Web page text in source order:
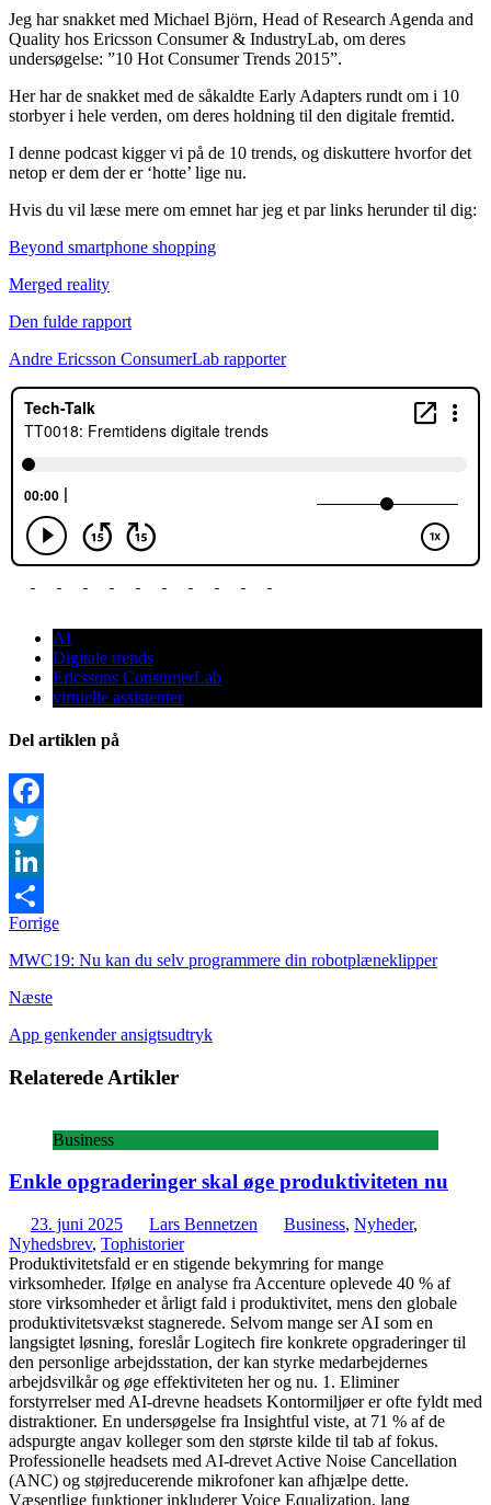
Jeg har snakket med Michael Björn, Head of Research Agenda and
Quality hos Ericsson Consumer & IndustryLab, om deres
undersøgelse: ”10 Hot Consumer Trends 2015”.
Her har de snakket med de såkaldte Early Adapters rundt om i 10
storbyer i hele verden, om deres holdning til den digitale fremtid.
I denne podcast kigger vi på de 10 trends, og diskuttere hvorfor det
netop er dem der er ‘hotte’ lige nu.
Hvis du vil læse mere om emnet har jeg et par links herunder til dig:
Beyond smartphone shopping
Merged reality
Den fulde rapport
Andre Ericsson ConsumerLab rapporter
AI
Digitale trends
Ericssons ConsumerLab
virtuelle assistenter
Del artiklen på
Facebook
Twitter
LinkedIn
Share
Forrige
MWC19: Nu kan du selv programmere din robotplæneklipper
Næste
App genkender ansigtsudtryk
Relaterede Artikler
Business
Enkle opgraderinger skal øge produktiviteten nu
23. juni 2025 Lars Bennetzen Business, Nyheder,
Nyhedsbrev, Tophistorier
Produktivitetsfald er en stigende bekymring for mange
virksomheder. Ifølge en analyse fra Accenture oplevede 40 % af
store virksomheder et årligt fald i produktivitet, mens den globale
produktivitetsvækst stagnerede. Selvom mange ser AI som en
langsigtet løsning, foreslår Logitech fire konkrete opgraderinger til
den personlige arbejdsstation, der kan styrke medarbejdernes
arbejdsvilkår og øge effektiviteten her og nu. 1. Eliminer
forstyrrelser med AI-drevne headsets Kontormiljøer er ofte fyldt med
distraktioner. En undersøgelse fra Insightful viste, at 71 % af de
adspurgte angav kolleger som den største kilde til tab af fokus.
Professionelle headsets med AI-drevet Active Noise Cancellation
(ANC) og støjreducerende mikrofoner kan afhjælpe dette.
Væsentlige funktioner inkluderer Voice Equalization, lang